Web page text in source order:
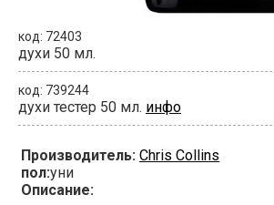
код: 72403
духи 50 мл.
код: 739244
духи тестер 50 мл. инфо
Производитель: Chris Collins
пол:уни
Описание: